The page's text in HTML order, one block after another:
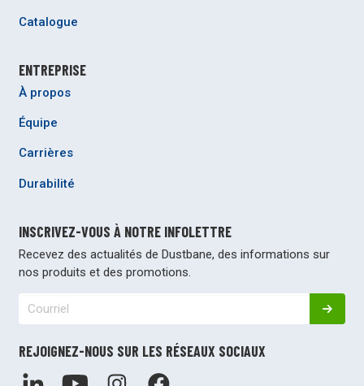
Catalogue
ENTREPRISE
À propos
Équipe
Carrières
Durabilité
INSCRIVEZ-VOUS À NOTRE INFOLETTRE
Recevez des actualités de Dustbane, des informations sur
nos produits et des promotions.
REJOIGNEZ-NOUS SUR LES RÉSEAUX SOCIAUX